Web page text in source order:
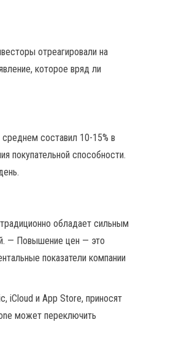
отреагировали на
которое вряд ли
составил 10-15% в
покупательной способности.
обладает сильным
— Повышение цен — это
показатели компании
iCloud и App Store, приносят
может переключить